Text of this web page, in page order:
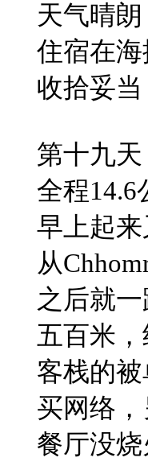
天气晴
住宿在
收拾妥
第十九天
全程14.6
早上起来
从
之后就
五百米
客栈的
买网络
餐厅没